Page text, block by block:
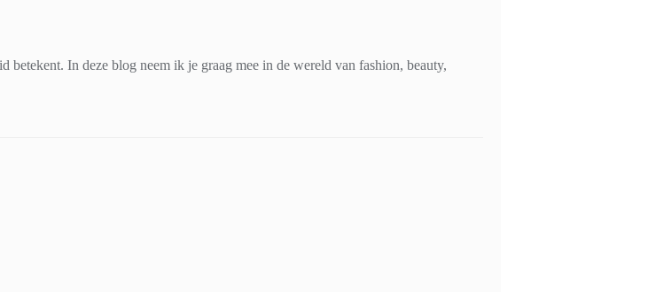
betekent. In deze blog neem ik je graag mee in de wereld van fashion, beauty,